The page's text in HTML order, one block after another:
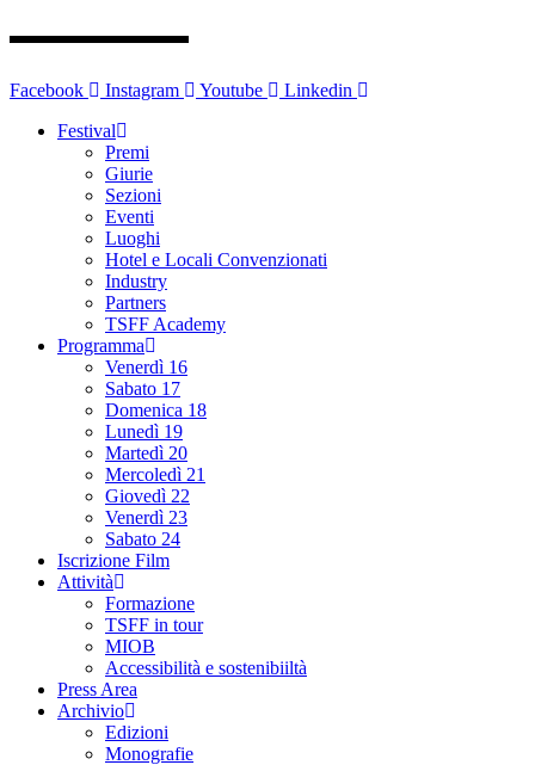
Facebook Instagram Youtube
Linkedin
Festival
Premi
Giurie
Sezioni
Eventi
Luoghi
Hotel e Locali Convenzionati
Industry
Partners
TSFF Academy
Programma
Venerdì 16
Sabato 17
Domenica 18
Lunedì 19
Martedì 20
Mercoledì 21
Giovedì 22
Venerdì 23
Sabato 24
Iscrizione Film
Attività
Formazione
TSFF in tour
MIOB
Accessibilità e sostenibiiltà
Press Area
Archivio
Edizioni
Monografie